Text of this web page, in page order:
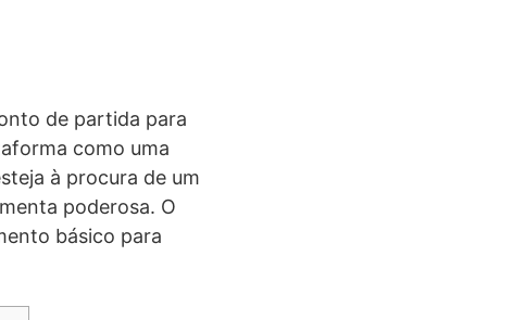
de partida para
como uma
à procura de um
poderosa. O
básico para